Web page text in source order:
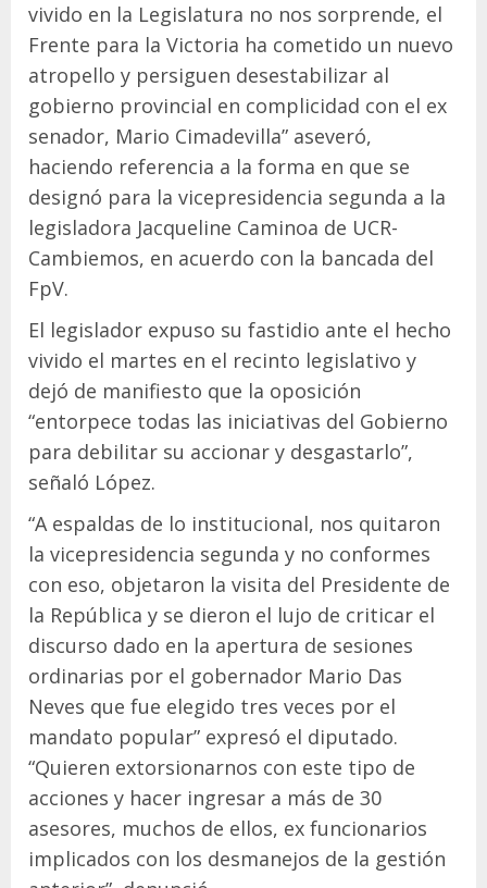
vivido en la Legislatura no nos sorprende, el
Frente para la Victoria ha cometido un nuevo
atropello y persiguen desestabilizar al
gobierno provincial en complicidad con el ex
senador, Mario Cimadevilla” aseveró,
haciendo referencia a la forma en que se
designó para la vicepresidencia segunda a la
legisladora Jacqueline Caminoa de UCR-
Cambiemos, en acuerdo con la bancada del
FpV.
El legislador expuso su fastidio ante el hecho
vivido el martes en el recinto legislativo y
dejó de manifiesto que la oposición
“entorpece todas las iniciativas del Gobierno
para debilitar su accionar y desgastarlo”,
señaló López.
“A espaldas de lo institucional, nos quitaron
la vicepresidencia segunda y no conformes
con eso, objetaron la visita del Presidente de
la República y se dieron el lujo de criticar el
discurso dado en la apertura de sesiones
ordinarias por el gobernador Mario Das
Neves que fue elegido tres veces por el
mandato popular” expresó el diputado.
“Quieren extorsionarnos con este tipo de
acciones y hacer ingresar a más de 30
asesores, muchos de ellos, ex funcionarios
implicados con los desmanejos de la gestión